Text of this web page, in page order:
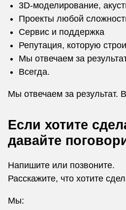
3D-моделирование,
Проекты любой
Сервис и поддержка
Репутация, которую
Мы отвечаем за
Всегда.
Мы отвечаем за результат.
Если хотите
давайте
Напишите или позвоните.
Расскажите, что хотите
Мы: